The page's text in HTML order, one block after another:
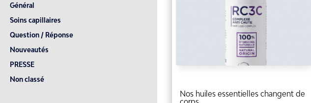
Général
Soins capillaires
Question / Réponse
Nouveautés
PRESSE
Non classé
Nos huiles essentielles changent de